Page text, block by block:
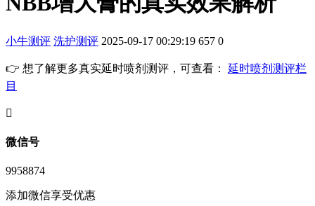
小牛测评 洗护测评 2025-09-17 00:29:19 657 0
👉 想了解更多真实延时喷剂测评，可查看： 延时喷剂测评栏
目
󦘖
微信号
9958874
添加微信享受优惠